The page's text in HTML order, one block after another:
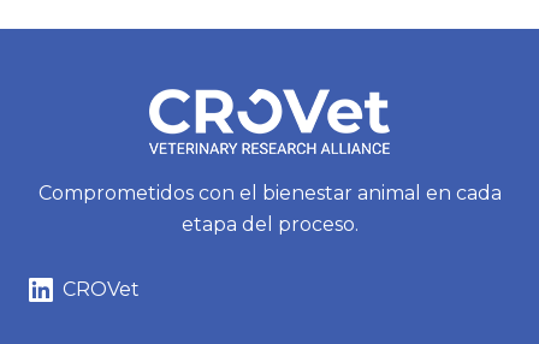
Comprometidos con el bienestar animal en cada
etapa del proceso.
CROVet